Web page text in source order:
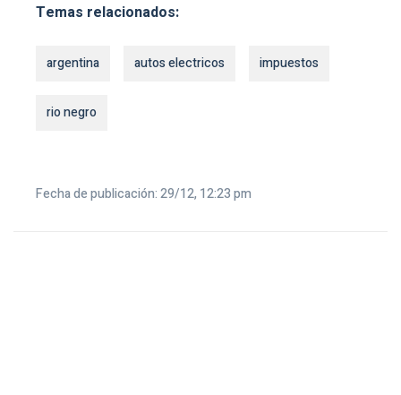
Temas relacionados:
argentina autos electricos impuestos
rio negro
Fecha de publicación: 29/12, 12:23 pm